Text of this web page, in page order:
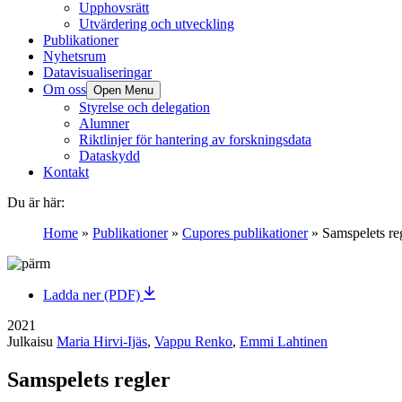
Upphovsrätt
Utvärdering och utveckling
Publikationer
Nyhetsrum
Datavisualiseringar
Om oss Open Menu
Styrelse och delegation
Alumner
Riktlinjer för hantering av forskningsdata
Dataskydd
Kontakt
Du är här:
Home » Publikationer» Cupores publikationer» Samspelets
Ladda ner (PDF)
2021
Julkaisu Maria Hirvi-Ijäs, Vappu Renko, Emmi Lahtinen
Samspelets regler